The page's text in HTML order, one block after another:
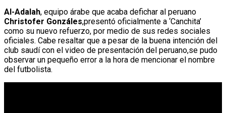
Al-Adalah, equipo árabe que acaba defichar al peruano
Christofer Gonzáles,presentó oficialmente a ‘Canchita’
como su nuevo refuerzo, por medio de sus redes sociales
oficiales. Cabe resaltar que a pesar de la buena intención del
club saudí con el video de presentación del peruano,se pudo
observar un pequeño error a la hora de mencionar el nombre
del futbolista.